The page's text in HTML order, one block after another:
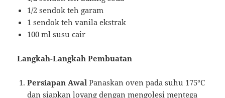
1/2 sendok teh garam
1 sendok teh vanila ekstrak
100 ml susu cair
Langkah-Langkah Pembuatan
Persiapan Awal Panaskan oven pada suhu 175°C
dan siapkan loyang dengan mengolesi mentega